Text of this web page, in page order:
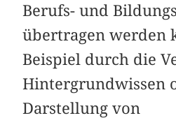
Berufs- und
übertragen werden
Beispiel durch die
Hintergrundwissen
Darstellung von